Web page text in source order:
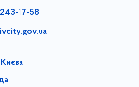
17-58